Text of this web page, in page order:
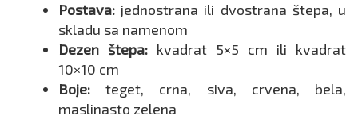
Postava: jednostrana ili dvostrana štepa, u
skladu sa namenom
Dezen štepa: kvadrat 5×5 cm ili kvadrat
10×10 cm
Boje: teget, crna, siva, crvena, bela,
maslinasto zelena